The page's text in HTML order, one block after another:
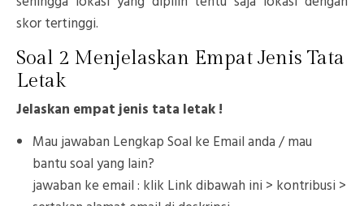
skor tertinggi.
Soal 2 Menjelaskan Empat Jenis Tata
Letak
Jelaskan empat jenis tata letak !
Mau jawaban Lengkap Soal ke Email anda / mau
bantu soal yang lain?
jawaban ke email : klik Link dibawah ini > kontribusi >